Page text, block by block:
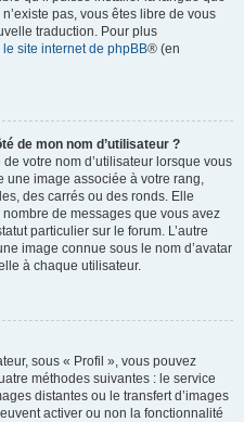
pas, vous êtes libre de vous
traduction. Pour plus
le site internet de phpBB® (en
de mon nom d’utilisateur ?
votre nom d’utilisateur lorsque vous
une image associée à votre rang,
des carrés ou des ronds. Elle
de messages que vous avez
particulier sur le forum. L’autre
image connue sous le nom d’avatar
à chaque utilisateur.
sous « Profil », vous pouvez
méthodes suivantes : le service
distantes ou le transfert d’images
activer ou non la fonctionnalité